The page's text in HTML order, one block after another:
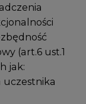
(art.6 ust.1
jak:
uczestnika